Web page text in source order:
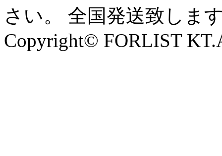
さい。 全国発送致しま
Copyright© FORLIST